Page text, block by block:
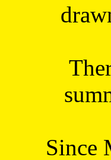
Since